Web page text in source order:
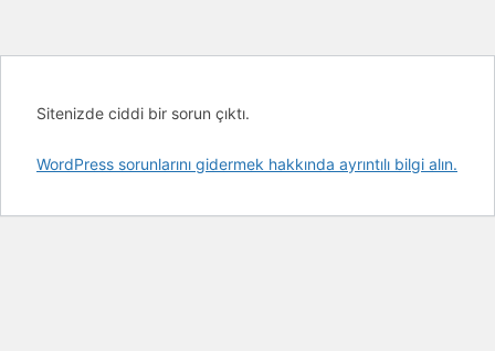
Sitenizde ciddi bir sorun çıktı.
WordPress sorunlarını gidermek hakkında ayrıntılı bilgi alın.